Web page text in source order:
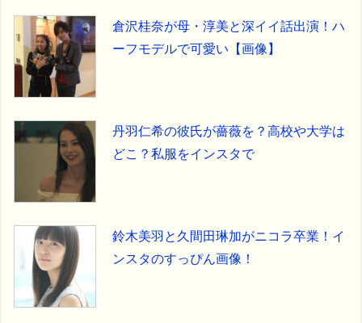
倉沢桂奈が母・淳美と深イイ話出演！ハ
ーフモデルで可愛い【画像】
丹羽仁希の彼氏が薔薇を？高校や大学は
どこ？私服をインスタで
鈴木美羽と久間田琳加がニコラ卒業！イ
ンスタのすっぴん画像！